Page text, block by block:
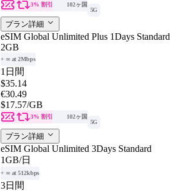
3% 割引
102ヶ国
5G
プラン詳細
eSIM Global Unlimited Plus 1Days Standard
2GB
+ ∞ at 2Mbps
1日間
$35.14
€30.49
$17.57/GB
3% 割引
102ヶ国
5G
プラン詳細
eSIM Global Unlimited 3Days Standard
1GB/日
+ ∞ at 512kbps
3日間